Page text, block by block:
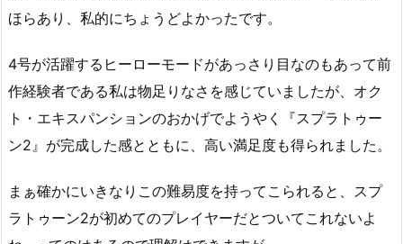
ほらあり、私的にちょうどよかったです。
4号が活躍するヒーローモードがあっさり目なのもあって前
作経験者である私は物足りなさを感じていましたが、オク
ト・エキスパンションのおかげでようやく『スプラトゥー
ン2』が完成した感とともに、高い満足度も得られました。
まぁ確かにいきなりこの難易度を持ってこられると、スプ
ラトゥーン2が初めてのプレイヤーだとついてこれないよ